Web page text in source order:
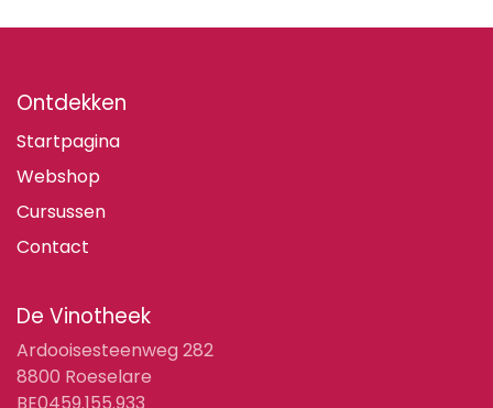
Ontdekken
Startpagina
Webshop
Cursussen
Contact
De Vinotheek
Ardooisesteenweg 282
8800 Roeselare
BE0459.155.933